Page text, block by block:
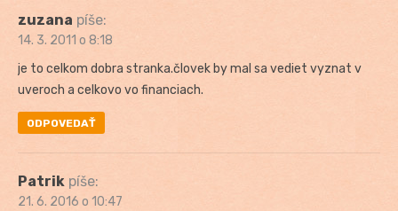
zuzana píše:
14. 3. 2011 o 8:18
je to celkom dobra stranka.človek by mal sa vediet vyznat v
uveroch a celkovo vo financiach.
ODPOVEDAŤ
Patrik píše:
21. 6. 2016 o 10:47